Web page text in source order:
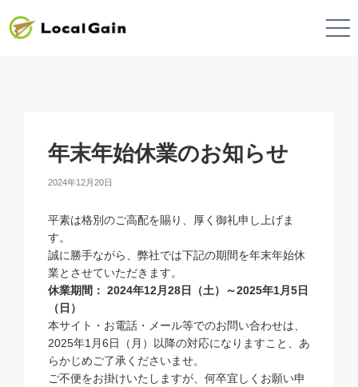
年末年始休業のお知らせ
2024年12月20日
平素は格別のご高配を賜り、厚く御礼申し上げま
す。
誠に勝手ながら、弊社では下記の期間を年末年始休
業とさせていただきます。
休業期間： 2024年12月28日（土）～2025年1月5日
（日）
本サイト・お電話・メール等でのお問い合わせは、
2025年1月6日（月）以降の対応になりますこと、あ
らかじめご了承くださいませ。
ご不便をお掛けいたしますが、何卒宜しくお願い申